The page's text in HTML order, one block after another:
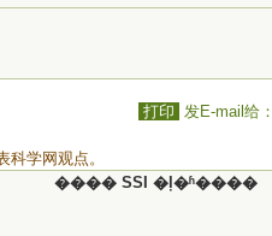
打印 发E-mail给
科学网观点。
���� SSI �ļ�ʱ����